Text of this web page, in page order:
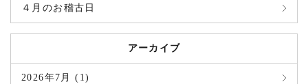
４月のお稽古日
アーカイブ
2026年7月 (1)